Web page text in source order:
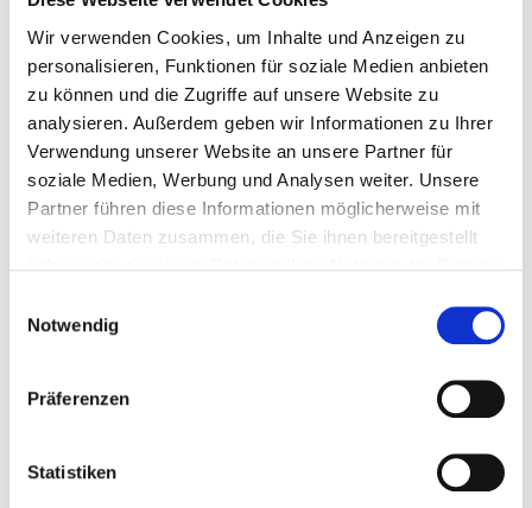
Wir verwenden Cookies, um Inhalte und Anzeigen zu
personalisieren, Funktionen für soziale Medien anbieten
zu können und die Zugriffe auf unsere Website zu
analysieren. Außerdem geben wir Informationen zu Ihrer
Verwendung unserer Website an unsere Partner für
soziale Medien, Werbung und Analysen weiter. Unsere
Partner führen diese Informationen möglicherweise mit
weiteren Daten zusammen, die Sie ihnen bereitgestellt
Notwendig
Präferenzen
Statistiken
City:*
Country:*
State/Province:*
Zip/Postal Code:*
Username:*